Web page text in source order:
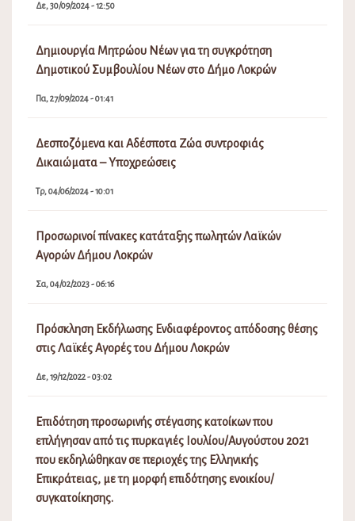
Δε, 30/09/2024 - 12:50
Δημιουργία Μητρώου Νέων για τη συγκρότηση
Δημοτικού Συμβουλίου Νέων στο Δήμο Λοκρών
Πα, 27/09/2024 - 01:41
Δεσποζόμενα και Αδέσποτα Ζώα συντροφιάς
Δικαιώματα – Υποχρεώσεις
Τρ, 04/06/2024 - 10:01
Προσωρινοί πίνακες κατάταξης πωλητών Λαϊκών
Αγορών Δήμου Λοκρών
Σα, 04/02/2023 - 06:16
Πρόσκληση Εκδήλωσης Ενδιαφέροντος απόδοσης θέσης
στις Λαϊκές Αγορές του Δήμου Λοκρών
Δε, 19/12/2022 - 03:02
Επιδότηση προσωρινής στέγασης κατοίκων που
επλήγησαν από τις πυρκαγιές Ιουλίου/Αυγούστου 2021
που εκδηλώθηκαν σε περιοχές της Ελληνικής
Επικράτειας, με τη μορφή επιδότησης ενοικίου/
συγκατοίκησης.